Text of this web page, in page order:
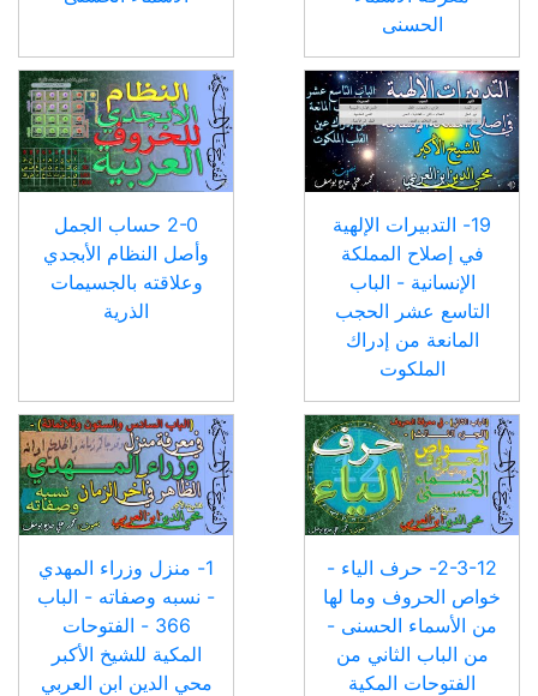
الحسنى
19- التدبيرات الإلهية
في إصلاح المملكة
الإنسانية - الباب
التاسع عشر الحجب
المانعة من إدراك
الملكوت
2-0 حساب الجمل
وأصل النظام الأبجدي
وعلاقته بالجسيمات
الذرية
2-3-12- حرف الياء -
خواص الحروف وما لها
من الأسماء الحسنى -
من الباب الثاني من
الفتوحات المكية
1- منزل وزراء المهدي
- نسبه وصفاته - الباب
366 - الفتوحات
المكية للشيخ الأكبر
محي الدين ابن العربي